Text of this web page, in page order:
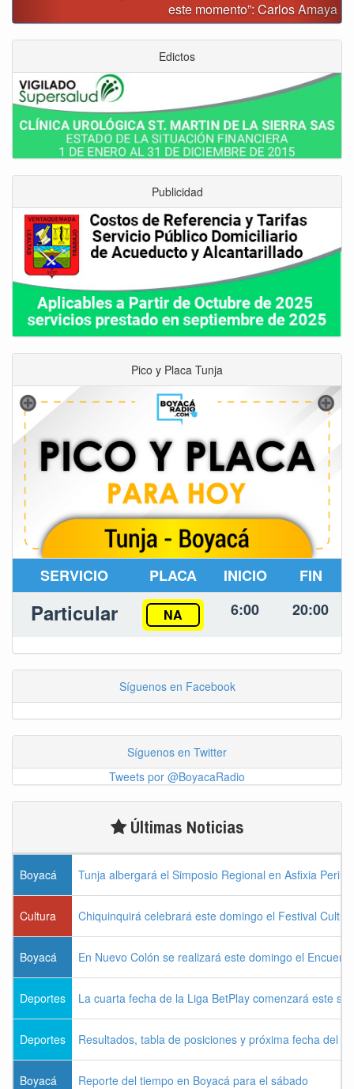
este momento”: Carlos Amaya
Edictos
Publicidad
Pico y Placa Tunja
SERVICIO PLACA INICIO FIN
Particular NA 6:00 20:00
Síguenos en Facebook
Síguenos en Twitter
Tweets por @BoyacaRadio
Últimas Noticias
Boyacá Tunja albergará el Simposio Regional en Asfixia
Cultura Chiquinquirá celebrará este domingo el Festival
Boyacá En Nuevo Colón se realizará este domingo el
Deportes La cuarta fecha de la Liga BetPlay comenzará este
Deportes Resultados, tabla de posiciones y próxima fecha del
Boyacá Reporte del tiempo en Boyacá para el sábado